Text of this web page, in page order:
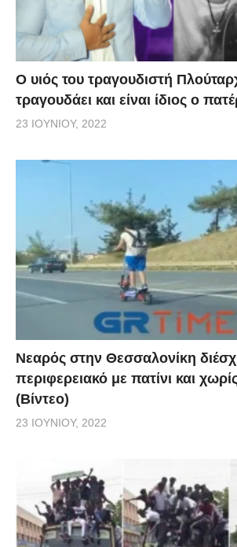
O υιός του τραγουδιστή
τραγουδάει και είναι ίδιος ο
23 ΙΟΥΝΊΟΥ, 2022
Νεαρός στην Θεσσαλονίκη
περιφερειακό με πατίνι και
(Βίντεο)
23 ΙΟΥΝΊΟΥ, 2022